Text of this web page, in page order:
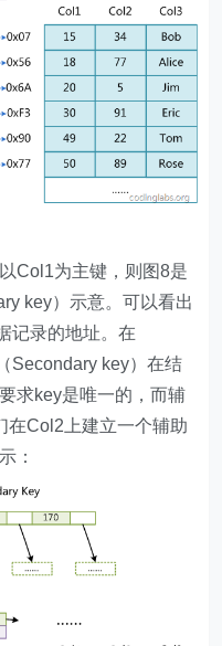
Col1为主键，则图8是
key）示意。可以看出
记录的地址。在
Secondary key）在结
求key是唯一的，而辅
在Col2上建立一个辅助
：